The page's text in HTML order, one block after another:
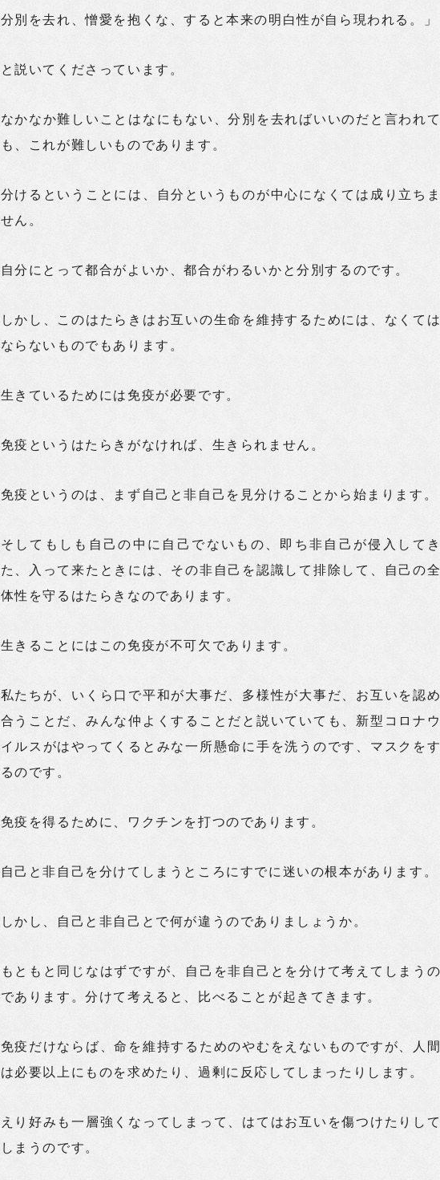
分別を去れ、憎愛を抱くな、すると本来の明白性が自ら現われる。」
と説いてくださっています。
なかなか難しいことはなにもない、分別を去ればいいのだと言われ
も、これが難しいものであります。
分けるということには、自分というものが中心になくては成り立ち
せん。
自分にとって都合がよいか、都合がわるいかと分別するのです。
しかし、このはたらきはお互いの生命を維持するためには、なくて
ならないものでもあります。
生きているためには免疫が必要です。
免疫というはたらきがなければ、生きられません。
免疫というのは、まず自己と非自己を見分けることから始まります。
そしてもしも自己の中に自己でないもの、即ち非自己が侵入して
た、入って来たときには、その非自己を認識して排除して、自己の
体性を守るはたらきなのであります。
生きることにはこの免疫が不可欠であります。
私たちが、いくら口で平和が大事だ、多様性が大事だ、お互いを認
合うことだ、みんな仲よくすることだと説いていても、新型コロナ
イルスがはやってくるとみな一所懸命に手を洗うのです、マスクを
るのです。
免疫を得るために、ワクチンを打つのであります。
自己と非自己を分けてしまうところにすでに迷いの根本があります。
しかし、自己と非自己とで何が違うのでありましょうか。
もともと同じなはずですが、自己を非自己とを分けて考えてしまう
であります。分けて考えると、比べることが起きてきます。
免疫だけならば、命を維持するためのやむをえないものですが、人
は必要以上にものを求めたり、過剰に反応してしまったりします。
えり好みも一層強くなってしまって、はてはお互いを傷つけたりし
しまうのです。